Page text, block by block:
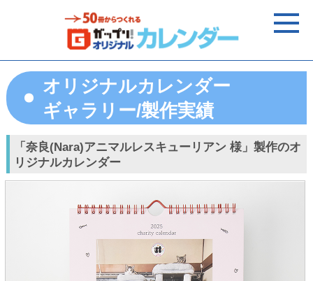
オリジナルカレンダー
ギャラリー/製作実績
「奈良(Nara)アニマルレスキューリアン 様」製作のオ
リジナルカレンダー